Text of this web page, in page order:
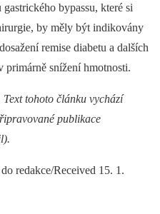
bypassu, které si
by měly být indikovány
remise diabetu a dalších
snížení hmotnosti.
tohoto článku vychází
publikace
redakce/Received 15. 1.